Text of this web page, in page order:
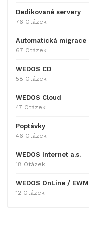
Dedikované servery
76 Otázek
Automatická migrace
67 Otázek
WEDOS CD
58 Otázek
WEDOS Cloud
47 Otázek
Poptávky
46 Otázek
WEDOS Internet a.s.
18 Otázek
WEDOS OnLine / EWM
12 Otázek